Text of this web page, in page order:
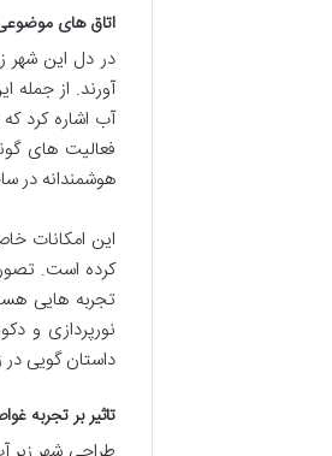
اتاق های
در دل این شهر
آورند. از جمله
آب اشاره کرد
فعالیت های
هوشمندانه در
این امکانات
کرده است. تصور
تجربه هایی
نورپردازی و
داستان گویی
تاثیر بر تجربه